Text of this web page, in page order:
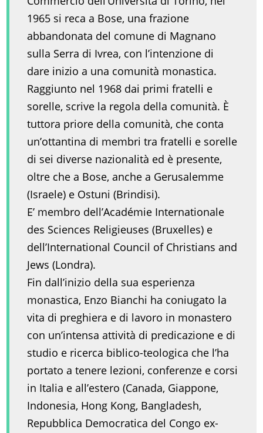
1965 si reca a Bose, una frazione
abbandonata del comune di Magnano
sulla Serra di Ivrea, con l’intenzione di
dare inizio a una comunità monastica.
Raggiunto nel 1968 dai primi fratelli e
sorelle, scrive la regola della comunità. È
tuttora priore della comunità, che conta
un’ottantina di membri tra fratelli e sorelle
di sei diverse nazionalità ed è presente,
oltre che a Bose, anche a Gerusalemme
(Israele) e Ostuni (Brindisi).
E’ membro dell’Académie Internationale
des Sciences Religieuses (Bruxelles) e
dell’International Council of Christians and
Jews (Londra).
Fin dall’inizio della sua esperienza
monastica, Enzo Bianchi ha coniugato la
vita di preghiera e di lavoro in monastero
con un’intensa attività di predicazione e di
studio e ricerca biblico-teologica che l’ha
portato a tenere lezioni, conferenze e corsi
in Italia e all’estero (Canada, Giappone,
Indonesia, Hong Kong, Bangladesh,
Repubblica Democratica del Congo ex-